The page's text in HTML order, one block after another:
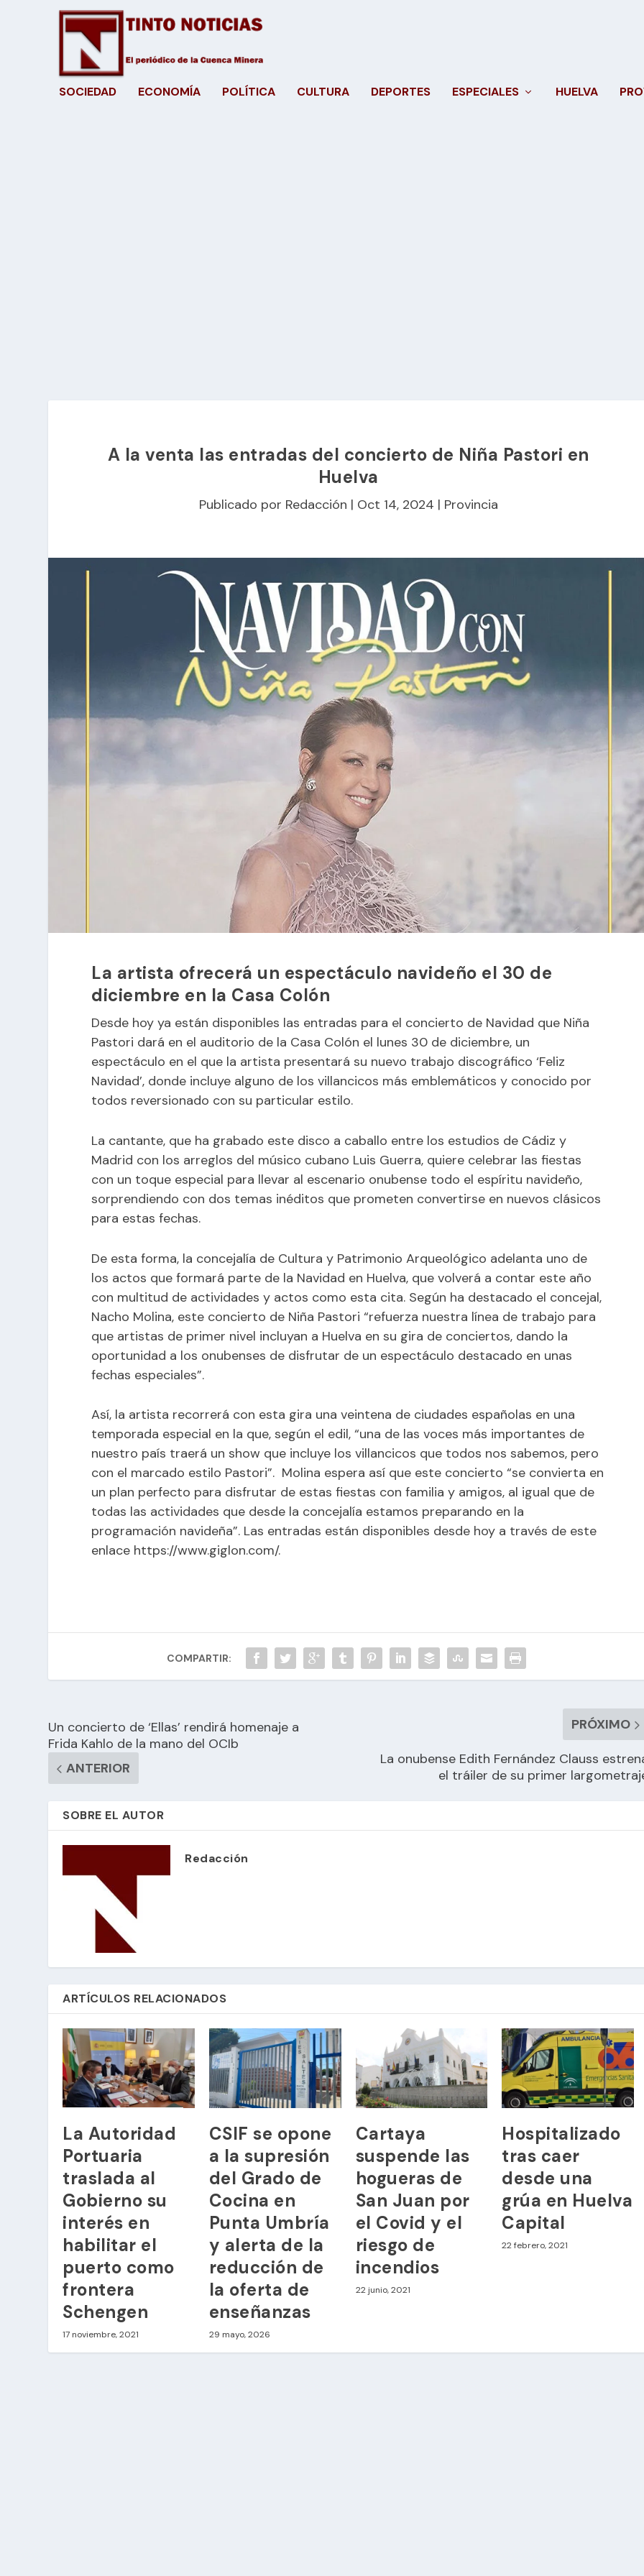
SOCIEDAD ECONOMÍA POLÍTICA CULTURA DEPORTES ESPECIALES HUELVA
A la venta las entradas del concierto de Niña Pastori en
Huelva
Publicado por Redacción | Oct 14, 2024 | Provincia
La artista ofrecerá un espectáculo navideño el 30 de
diciembre en la Casa Colón
Desde hoy ya están disponibles las entradas para el concierto de Navidad que Niña
Pastori dará en el auditorio de la Casa Colón el lunes 30 de diciembre, un
espectáculo en el que la artista presentará su nuevo trabajo discográfico ‘Feliz
Navidad’, donde incluye alguno de los villancicos más emblemáticos y conocido por
todos reversionado con su particular estilo.
La cantante, que ha grabado este disco a caballo entre los estudios de Cádiz y
Madrid con los arreglos del músico cubano Luis Guerra, quiere celebrar las fiestas
con un toque especial para llevar al escenario onubense todo el espíritu navideño,
sorprendiendo con dos temas inéditos que prometen convertirse en nuevos clásicos
para estas fechas.
De esta forma, la concejalía de Cultura y Patrimonio Arqueológico adelanta uno de
los actos que formará parte de la Navidad en Huelva, que volverá a contar este año
con multitud de actividades y actos como esta cita. Según ha destacado el concejal,
Nacho Molina, este concierto de Niña Pastori “refuerza nuestra línea de trabajo para
que artistas de primer nivel incluyan a Huelva en su gira de conciertos, dando la
oportunidad a los onubenses de disfrutar de un espectáculo destacado en unas
fechas especiales”.
Así, la artista recorrerá con esta gira una veintena de ciudades españolas en una
temporada especial en la que, según el edil, “una de las voces más importantes de
nuestro país traerá un show que incluye los villancicos que todos nos sabemos, pero
con el marcado estilo Pastori”. Molina espera así que este concierto “se convierta en
un plan perfecto para disfrutar de estas fiestas con familia y amigos, al igual que de
todas las actividades que desde la concejalía estamos preparando en la
programación navideña”. Las entradas están disponibles desde hoy a través de este
enlace https://www.giglon.com/.
COMPARTIR:
Un concierto de ‘Ellas’ rendirá homenaje a
Frida Kahlo de la mano del OCIb
ANTERIOR
PRÓXIMO
La onubense Edith Fernández Clauss
el tráiler de su primer
SOBRE EL AUTOR
Redacción
ARTÍCULOS RELACIONADOS
La Autoridad
Portuaria
traslada al
Gobierno su
interés en
habilitar el
puerto como
frontera
Schengen
17 noviembre, 2021
CSIF se opone
a la supresión
del Grado de
Cocina en
Punta Umbría
y alerta de la
reducción de
la oferta de
enseñanzas
29 mayo, 2026
Cartaya
suspende las
hogueras de
San Juan por
el Covid y el
riesgo de
incendios
22 junio, 2021
Hospitalizado
tras caer
desde una
grúa en Huelva
Capital
22 febrero, 2021